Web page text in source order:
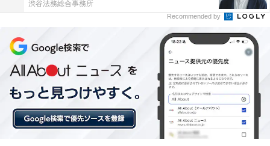
趣味は読書とフィットネスとfiat500でドライブに出かけること。最
近はeSportsの試合観戦が楽しみです。メインMCを担当する
Podcast番組「だいたい二畳半｜ホントは面白い住まいの話」を
SpotifyやApplePodcastで配信中！
8位までの全ランキング結果を見
る
渋谷法務総合事務所
Recommended by